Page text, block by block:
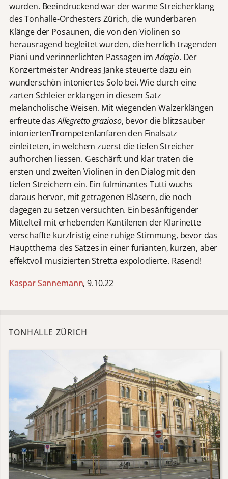
wurden. Beeindruckend war der warme Streicherklang
des Tonhalle-Orchesters Zürich, die wunderbaren
Klänge der Posaunen, die von den Violinen so
herausragend begleitet wurden, die herrlich tragenden
Piani und verinnerlichten Passagen imAdagio. Der
Konzertmeister Andreas Janke steuerte dazu ein
wunderschön intoniertes Solo bei. Wie durch eine
zarten Schleier erklangen in diesem Satz
melancholische Weisen. Mit wiegenden Walzerklängen
erfreute dasAllegretto grazioso, bevor die blitzsauber
intoniertenTrompetenfanfaren den Finalsatz
einleiteten, in welchem zuerst die tiefen Streicher
aufhorchen liessen. Geschärft und klar traten die
ersten und zweiten Violinen in den Dialog mit den
tiefen Streichern ein. Ein fulminantes Tutti wuchs
daraus hervor, mit getragenen Bläsern, die noch
dagegen zu setzen versuchten. Ein besänftigender
Mittelteil mit erhebenden Kantilenen der Klarinette
verschaffte kurzfristig eine ruhige Stimmung, bevor das
Hauptthema des Satzes in einer furianten, kurzen, aber
effektvoll musizierten Stretta expolodierte. Rasend!
Kaspar Sannemann, 9.10.22
TONHALLE ZÜRICH